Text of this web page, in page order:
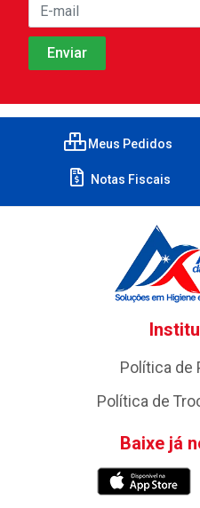
Meus Pedidos
Notas Fiscais
Política de
Política de
Baixe já